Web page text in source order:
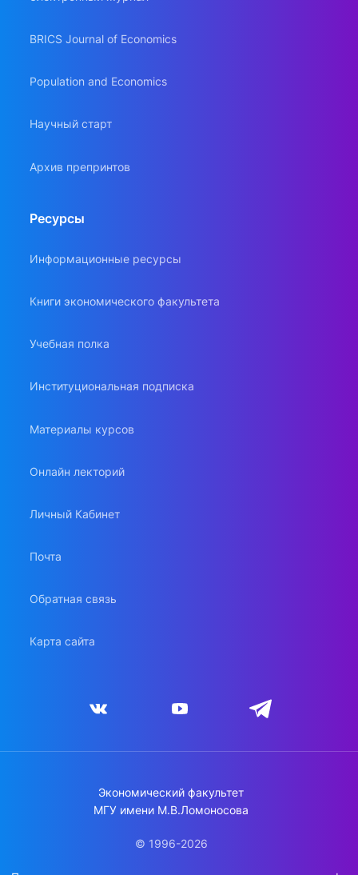
BRICS Journal of Economics
Population and Economics
Научный старт
Архив препринтов
Ресурсы
Информационные ресурсы
Книги экономического факультета
Учебная полка
Институциональная подписка
Материалы курсов
Онлайн лекторий
Личный Кабинет
Почта
Обратная связь
Карта сайта
Экономический факультет
МГУ имени М.В.Ломоносова
© 1996-2026